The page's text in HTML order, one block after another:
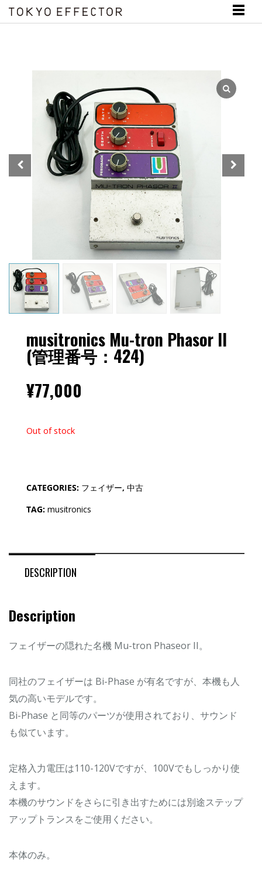
musitronics Mu-tron Phasor II
(管理番号：424)
¥77,000
Out of stock
CATEGORIES: フェイザー, 中古
TAG: musitronics
DESCRIPTION
Description
フェイザーの隠れた名機 Mu-tron Phaseor II。
同社のフェイザーは Bi-Phase が有名ですが、本機も人
気の高いモデルです。
Bi-Phase と同等のパーツが使用されており、サウンド
も似ています。
定格入力電圧は110-120Vですが、100Vでもしっかり使
えます。
本機のサウンドをさらに引き出すためには別途ステップ
アップトランスをご使用ください。
本体のみ。